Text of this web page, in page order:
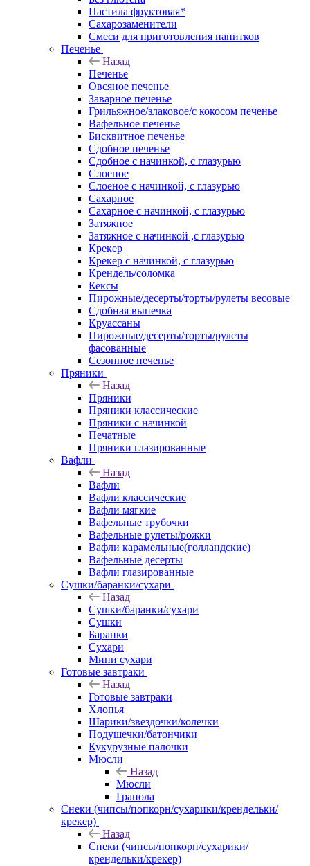
Пастила фруктовая*
Сахарозаменители
Смеси для приготовления напитков
Печенье
Назад
Печенье
Овсяное печенье
Заварное печенье
Грильяжное/злаковое/с кокосом печенье
Вафельное печенье
Бисквитное печенье
Сдобное печенье
Сдобное с начинкой, с глазурью
Слоеное
Слоеное с начинкой, с глазурью
Сахарное
Сахарное с начинкой, с глазурью
Затяжное
Затяжное с начинкой ,с глазурью
Крекер
Крекер с начинкой, с глазурью
Крендель/соломка
Кексы
Пирожные/десерты/торты/рулеты весовые
Сдобная выпечка
Круассаны
Пирожные/десерты/торты/рулеты
фасованные
Сезонное печенье
Пряники
Назад
Пряники
Пряники классические
Пряники с начинкой
Печатные
Пряники глазированные
Вафли
Назад
Вафли
Вафли классические
Вафли мягкие
Вафельные трубочки
Вафельные рулеты/рожки
Вафли карамельные(голландские)
Вафельные десерты
Вафли глазированные
Сушки/баранки/сухари
Назад
Сушки/баранки/сухари
Сушки
Баранки
Сухари
Мини сухари
Готовые завтраки
Назад
Готовые завтраки
Хлопья
Шарики/звездочки/колечки
Подушечки/батончики
Кукурузные палочки
Мюсли
Назад
Мюсли
Гранола
Снеки (чипсы/попкорн/сухарики/крендельки/
крекер)
Назад
Снеки (чипсы/попкорн/сухарики/
крендельки/крекер)